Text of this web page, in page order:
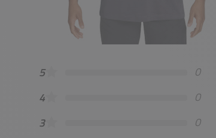
5
0
4
0
3
0